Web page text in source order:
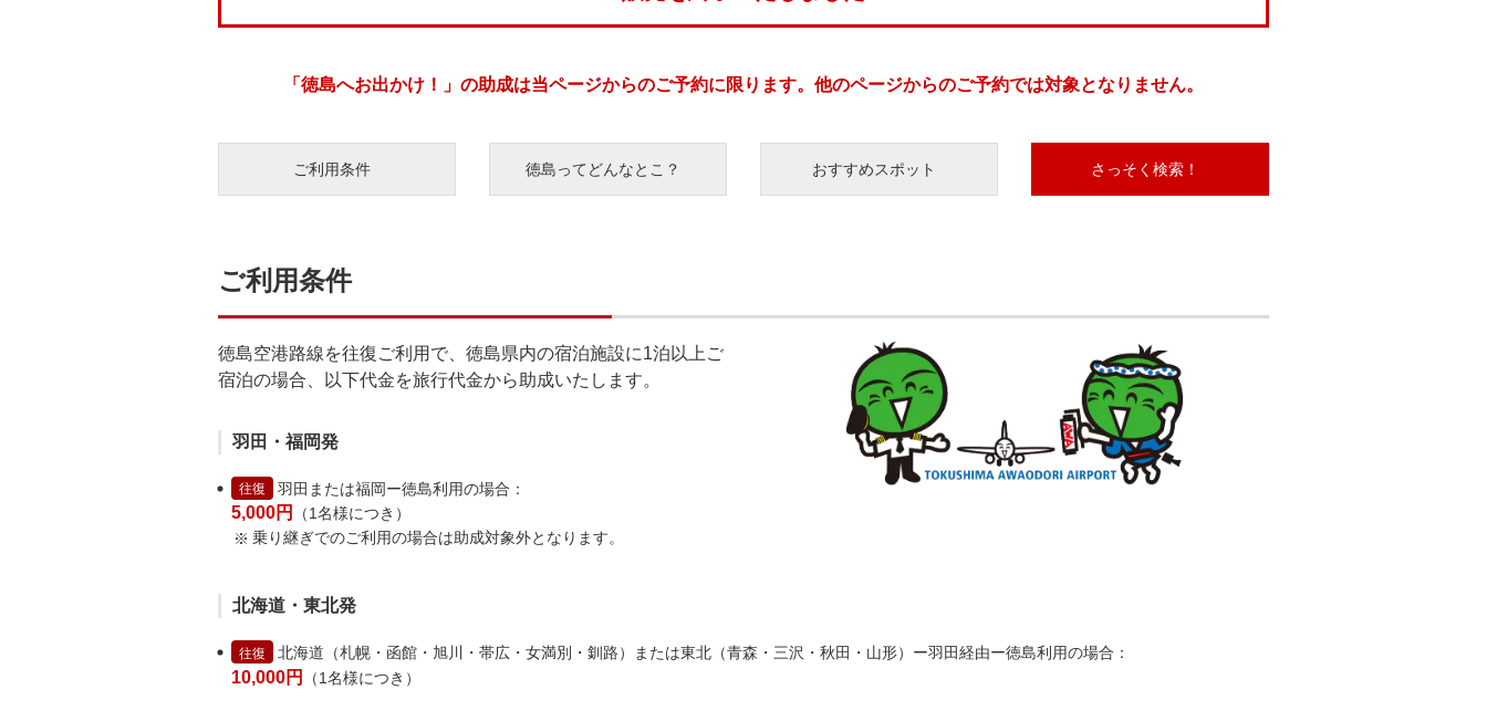
「徳島へお出かけ！」の助成は当ページからのご予約に限ります。 他のページからのご予約では対象となりません。
ご利用条件 徳島ってどんなとこ？ おすすめスポット さっそく検索！
ご利用条件
徳島空港路線を往復ご利用で、徳島県内の宿泊施設に1泊以上ご
宿泊の場合、以下代金を旅行代金から助成いたします。
羽田・福岡発
往復 羽田または福岡ー徳島利用の場合：
5,000円
（1名様につき）
乗り継ぎでのご利用の場合は助成対象外となります。
北海道・東北発
往復 北海道（札幌・函館・旭川・帯広・女満別・釧路）または東北（青森・三沢・秋田・山形）ー羽田経由ー徳島利用の場合：
10,000円 （1名様につき）